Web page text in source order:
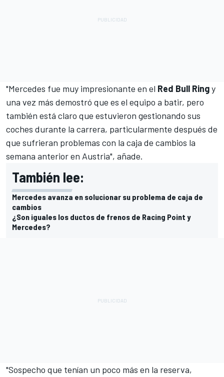
"Mercedes fue muy impresionante en el Red Bull Ringy
una vez más demostró que es el equipo a batir, pero
también está claro que estuvieron gestionando sus
coches durante la carrera, particularmente después de
que sufrieran problemas con la caja de cambios la
semana anterior en Austria", añade.
También lee:
Mercedes avanza en solucionar su problema de caja de
cambios
¿Son iguales los ductos de frenos de Racing Point y
Mercedes?
"Sospecho que tenían un poco más en la reserva,